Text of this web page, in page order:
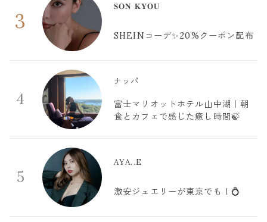
3
𝐒𝐎𝐍 𝐊𝐘𝐎𝐔
SHEINコーデ✨20%クーポン配布
4
ナッパ
富士マリオットホテル山中湖｜朝
食とカフェで感じた癒し時間🍃
5
AYA..E
激安ジュエリーが東京でも！💍